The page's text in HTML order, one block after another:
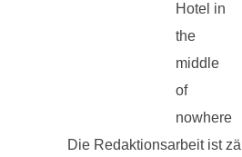
Hotel in
the
middle
of
nowhere
Die Redaktionsarbeit ist